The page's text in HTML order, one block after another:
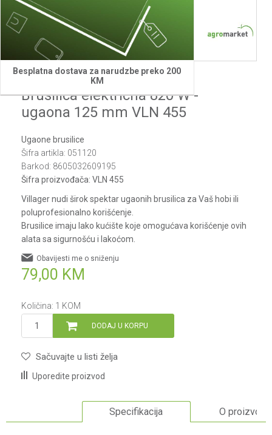
Besplatna dostava za narudzbe preko 200
KM
Villager
Brusilica elektricna 820 W -
ugaona 125 mm VLN 455
Ugaone brusilice
Šifra artikla: 051120
Barkod: 8605032609195
Šifra proizvođača: VLN 455
Villager nudi širok spektar ugaonih brusilica za Vaš hobi ili
poluprofesionalno korišćenje.
Brusilice imaju lako kućište koje omogućava korišćenje ovih
alata sa sigurnošću i lakoćom.
79,00 KM
Obavijesti me o sniženju
Količina: 1 KOM
DODAJ U KORPU
Sačuvajte u listi želja
Uporedite proizvod
Specifikacija O proizvodu